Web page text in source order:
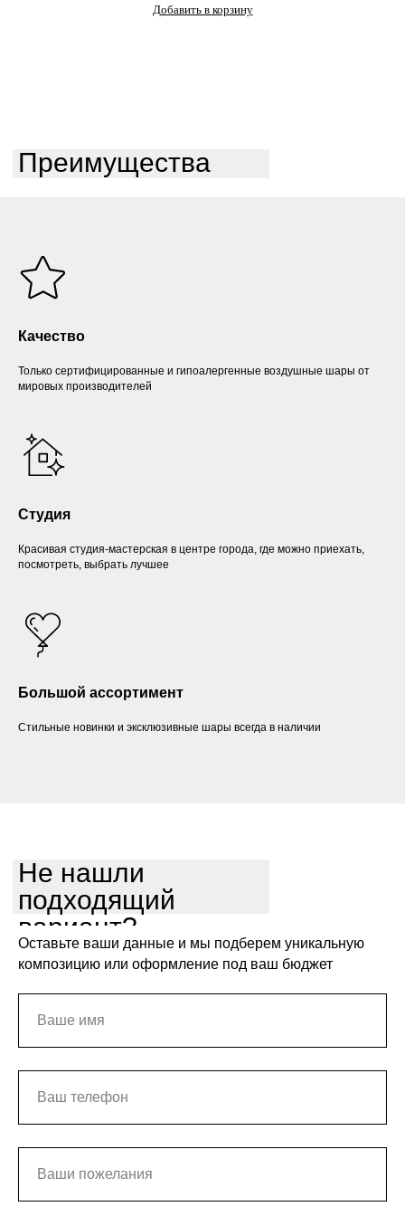
Добавить в корзину
Преимущества
Качество
Только сертифицированные и гипоалергенные воздушные шары от
мировых производителей
Студия
Красивая студия-мастерская в центре города, где можно приехать,
посмотреть, выбрать лучшее
Большой ассортимент
Стильные новинки и эксклюзивные шары всегда в наличии
Не нашли
подходящий
вариант?
Оставьте ваши данные и мы подберем уникальную
композицию или оформление под ваш бюджет